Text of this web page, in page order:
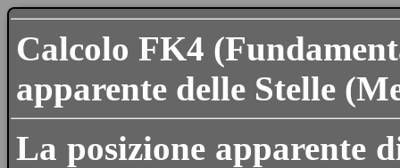
Calcolo FK4
apparente delle Stelle
La posizione apparente